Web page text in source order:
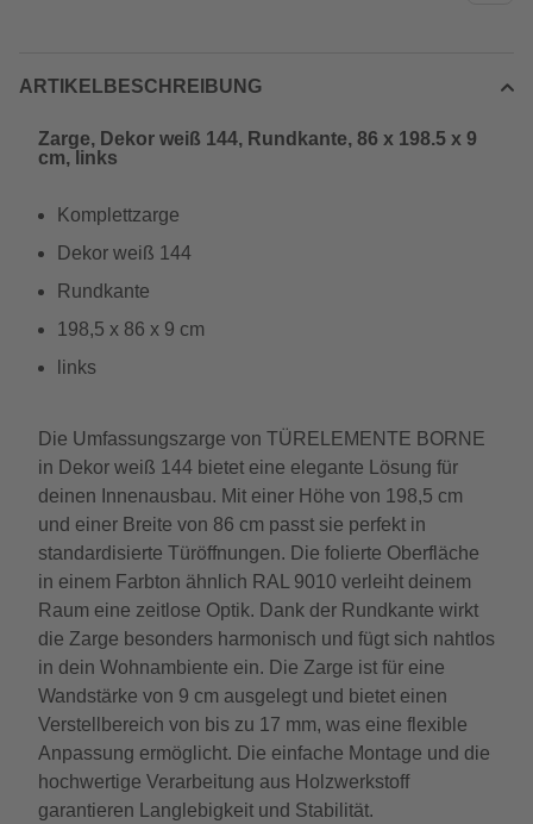
ARTIKELBESCHREIBUNG
Zarge, Dekor weiß 144, Rundkante, 86 x 198.5 x 9
cm, links
Komplettzarge
Dekor weiß 144
Rundkante
198,5 x 86 x 9 cm
links
Die Umfassungszarge von TÜRELEMENTE BORNE
in Dekor weiß 144 bietet eine elegante Lösung für
deinen Innenausbau. Mit einer Höhe von 198,5 cm
und einer Breite von 86 cm passt sie perfekt in
standardisierte Türöffnungen. Die folierte Oberfläche
in einem Farbton ähnlich RAL 9010 verleiht deinem
Raum eine zeitlose Optik. Dank der Rundkante wirkt
die Zarge besonders harmonisch und fügt sich nahtlos
in dein Wohnambiente ein. Die Zarge ist für eine
Wandstärke von 9 cm ausgelegt und bietet einen
Verstellbereich von bis zu 17 mm, was eine flexible
Anpassung ermöglicht. Die einfache Montage und die
hochwertige Verarbeitung aus Holzwerkstoff
garantieren Langlebigkeit und Stabilität.